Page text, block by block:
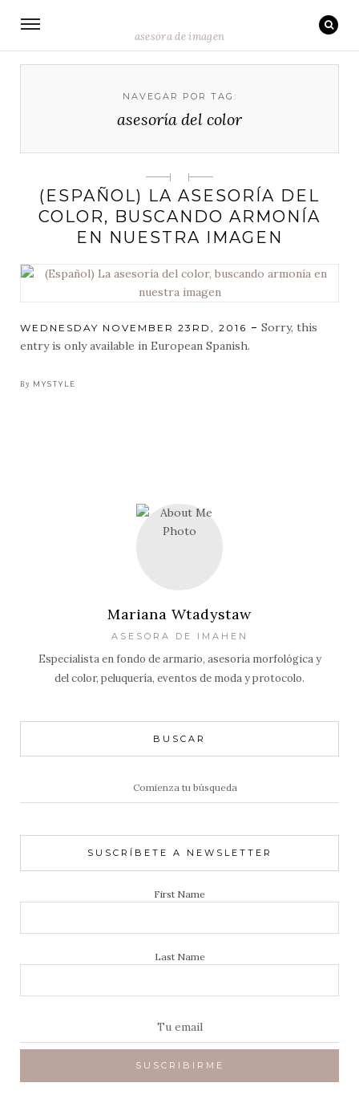
asesora de imagen
NAVEGAR POR TAG:
asesoría del color
Categorias
(ESPAÑOL) LA ASESORÍA DEL
COLOR, BUSCANDO ARMONÍA
EN NUESTRA IMAGEN
POSTED
ON
WEDNESDAY NOVEMBER 23RD, 2016
Sorry, this
entry is only available in European Spanish.
By MYSTYLE
Mariana Wtadystaw
ASESORA DE IMAHEN
Especialista en fondo de armario, asesoría morfológica y
del color, peluquería, eventos de moda y protocolo.
BUSCAR
SUSCRÍBETE A NEWSLETTER
First Name
Last Name